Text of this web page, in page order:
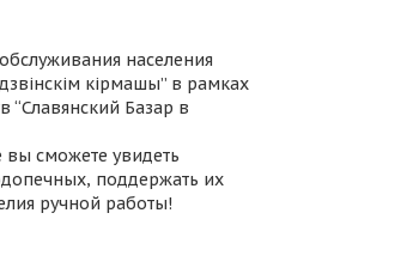
населения
кірмашы” в рамках
“Славянский Базар в
сможете увидеть
поддержать их
ручной работы!